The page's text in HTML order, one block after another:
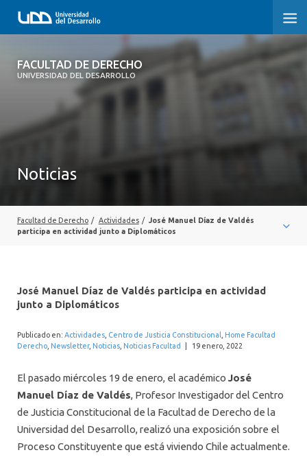
FACULTAD DE DERECHO
UNIVERSIDAD DEL DESARROLLO
FACULTAD DE DERECHO
SOBRE LA FACULTAD
PROFESORES
INTERNACIONAL
Noticias
Facultad de Derecho / Actividades / José Manuel Díaz de Valdés
participa en actividad junto a Diplomáticos
José Manuel Díaz de Valdés participa en actividad
junto a Diplomáticos
Publicado en: Actividades Centro de Justicia Constitucional Home Facultad
Derecho Newsletter, Noticias Noticias Facultad 19 enero, 2022
El pasado miércoles 19 de enero, el académico José
Manuel Díaz de Valdés, Profesor Investigador del Centro
de Justicia Constitucional de la Facultad de Derecho de la
Universidad del Desarrollo, realizó una exposición sobre el
Proceso Constituyente que está viviendo Chile actualmente.